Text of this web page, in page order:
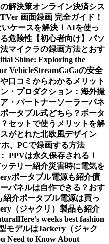
解決策オンライン決済シス
TVer 画面録画 完全ガイド！
ケースを解決！ AIを使っ
危険性 【初心者向け】パソ
マイクラの録画方法とおす
Shine: Exploring the
VehicleStreamGaGaの安全
口コミからわかるメリット
・プロダクション：海外撮
・パートナーソーラーパネ
ータブル式どちら？ポータ
セットで使うメリットを解
がとれた北欧風デザイン
、PCで録画する方法
PPVは永久保存される！
テリー紹介災害時に電気を
ポータブル電源も紹介債
パネルは自作できる？おす
紹介ポータブル電源は買っ
（ジャクリ）製品も紹介
Here’s weeks best fashion
モデルはJackery（ジャク
Need to Know About